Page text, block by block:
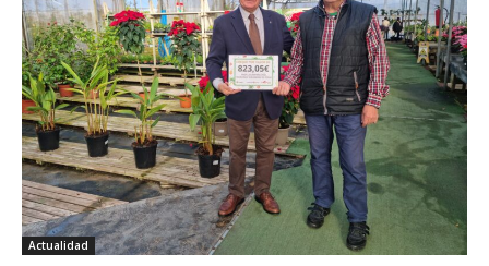
Actualidad